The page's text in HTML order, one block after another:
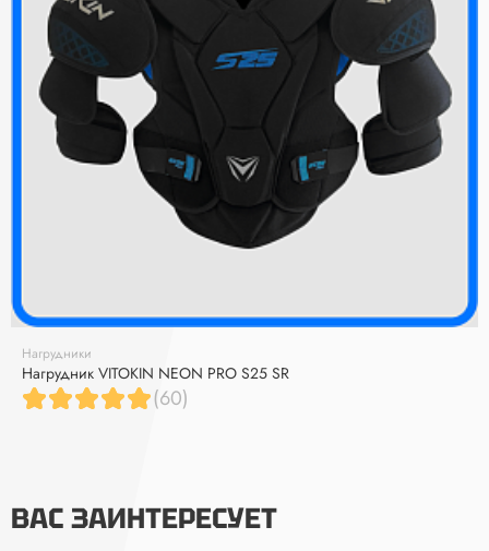
Нагрудники
Нагрудник VITOKIN NEON PRO S25 SR
(60)
ВАС ЗАИНТЕРЕСУЕТ